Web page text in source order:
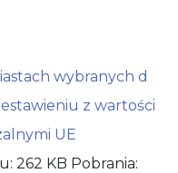
wybranych d
z wartości
UE
262 KB Pobrania: